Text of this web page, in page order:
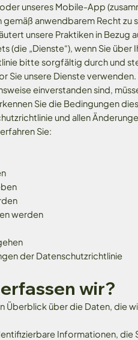
unseres Mobile-App
anwendbarem Recht zu
unsere Praktiken in
(die „Dienste“), wenn Sie
bitte sorgfältig durch und
Sie unsere Dienste
einverstanden sind,
Sie die Bedingungen
und allen
Sie:
werden
der Datenschutzrichtlinie
wir?
Überblick über die Daten, die
Informationen,